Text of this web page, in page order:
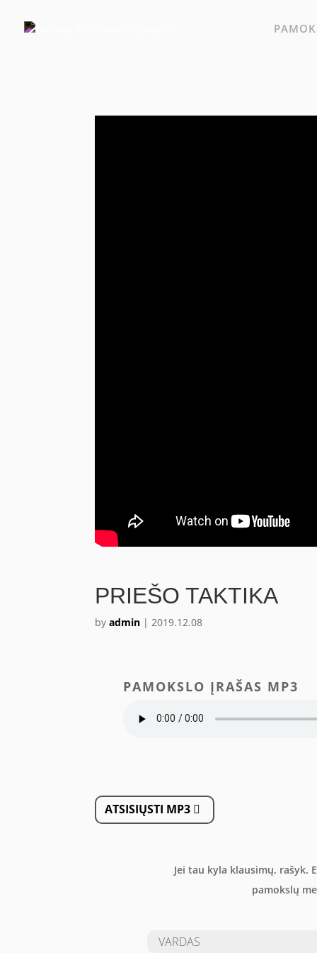
PRIEŠO TAKTIKA
byadmin |2019.12.08
PAMOKSLO ĮRAŠAS MP3
ATSISIŲSTI MP3
Jei tau kyla klausimų, rašyk.
pamokslų